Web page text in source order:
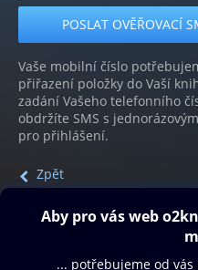
Vaše mobilní číslo
přiřazení položky do Vaší
zadání Vašeho telefonního
obdržíte SMS s
pro přihlášení.
Zpět